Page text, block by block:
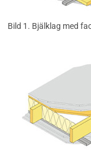
Bild 1. Bjälklag med